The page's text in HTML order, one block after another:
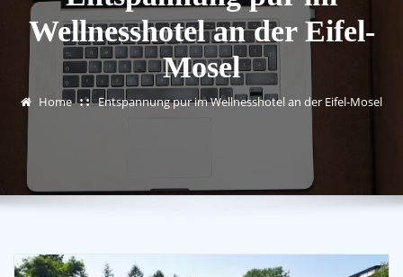
Wellnesshotel an der Eifel-
Mosel
Home Entspannung pur im Wellnesshotel an der Eifel-Mosel